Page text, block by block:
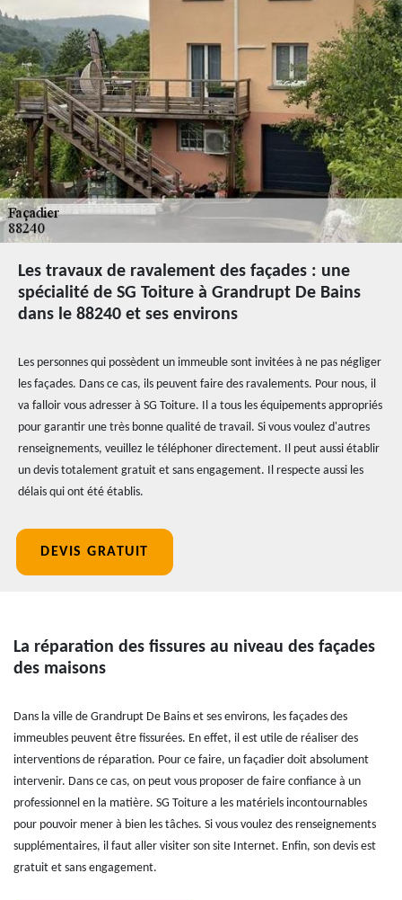
Les travaux de ravalement des façades : une
spécialité de SG Toiture à Grandrupt De Bains
dans le 88240 et ses environs
Les personnes qui possèdent un immeuble sont invitées à ne pas négliger
les façades. Dans ce cas, ils peuvent faire des ravalements. Pour nous, il
va falloir vous adresser à SG Toiture. Il a tous les équipements appropriés
pour garantir une très bonne qualité de travail. Si vous voulez d'autres
renseignements, veuillez le téléphoner directement. Il peut aussi établir
un devis totalement gratuit et sans engagement. Il respecte aussi les
délais qui ont été établis.
DEVIS GRATUIT
La réparation des fissures au niveau des façades
des maisons
Dans la ville de Grandrupt De Bains et ses environs, les façades des
immeubles peuvent être fissurées. En effet, il est utile de réaliser des
interventions de réparation. Pour ce faire, un façadier doit absolument
intervenir. Dans ce cas, on peut vous proposer de faire confiance à un
professionnel en la matière. SG Toiture a les matériels incontournables
pour pouvoir mener à bien les tâches. Si vous voulez des renseignements
supplémentaires, il faut aller visiter son site Internet. Enfin, son devis est
gratuit et sans engagement.